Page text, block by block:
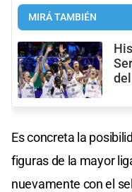
MIRÁ TAMBIÉN
Es concreta la
figuras de la mayor
nuevamente con el